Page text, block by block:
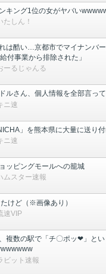
キング1位の女がヤバい
しん！
は酷い…京都市でマイナンバ
付事業から排除された」
ーるじゃんる
ルさん、個人情報を全部言っ
ニ速
」を熊本県に大量に送り
ニ速
ッピングモールへの籠城
ムスター速報
けど（※画像あり）
速VIP
複数の駅で「チ〇ポッ❤」と
ビット速報